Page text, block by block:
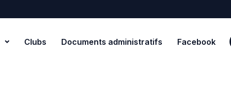
Clubs Documents administratifs Facebook